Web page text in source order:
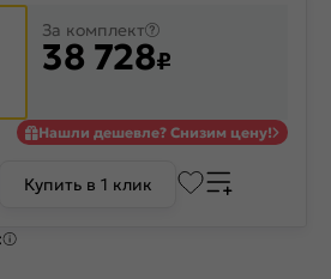
За комплект
38 728₽
Нашли дешевле? Снизим цену!
Купить в 1 клик